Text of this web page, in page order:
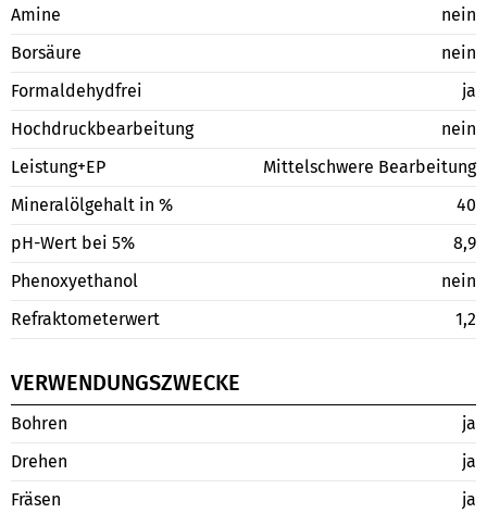
Amine
nein
Borsäure
nein
Formaldehydfrei
ja
Hochdruckbearbeitung
nein
Leistung+EP
Mittelschwere Bearbeitung
Mineralölgehalt in %
40
pH-Wert bei 5%
8,9
Phenoxyethanol
nein
Refraktometerwert
1,2
VERWENDUNGSZWECKE
Bohren
ja
Drehen
ja
Fräsen
ja